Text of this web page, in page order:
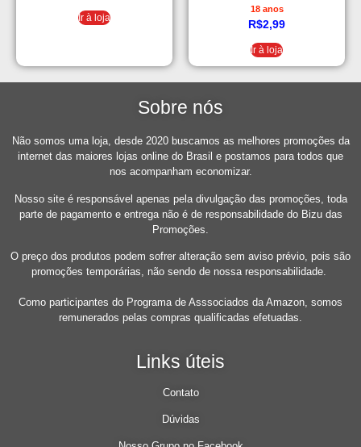
Ir à loja
18 anos
R$2,99
Ir à loja
Sobre nós
Não somos uma loja, desde 2020 buscamos as melhores promoções da
internet das maiores lojas online do Brasil e postamos para todos que
nos acompanham economizar.
Nosso site é responsável apenas pela divulgação das promoções, toda
parte de pagamento e entrega não é de responsabilidade do Bizu das
Promoções.
O preço dos produtos podem sofrer alteração sem aviso prévio, pois são
promoções temporárias, não sendo de nossa responsabilidade.
Como participantes do Programa de Asssociados da Amazon, somos
remunerados pelas compras qualificadas efetuadas.
Links úteis
Contato
Dúvidas